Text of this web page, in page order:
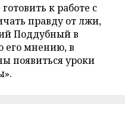
к работе с
правду от лжи,
Поддубный в
его мнению, в
появиться уроки